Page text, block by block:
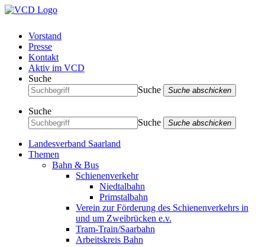
Vorstand
Presse
Kontakt
Aktiv im VCD
Suche
Suche
Suche abschicken
Suche
Suche
Suche abschicken
Landesverband Saarland
Themen
Bahn & Bus
Schienenverkehr
Niedtalbahn
Primstalbahn
Verein zur Förderung des Schienenverkehrs in
und um Zweibrücken e.v.
Tram-Train/Saarbahn
Arbeitskreis Bahn